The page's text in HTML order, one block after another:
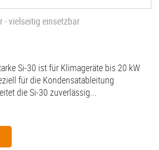
- vielseitig einsetzbar
Si-30 ist für Klimageräte bis 20 kW
für die Kondensatableitung
die Si-30 zuverlässig...